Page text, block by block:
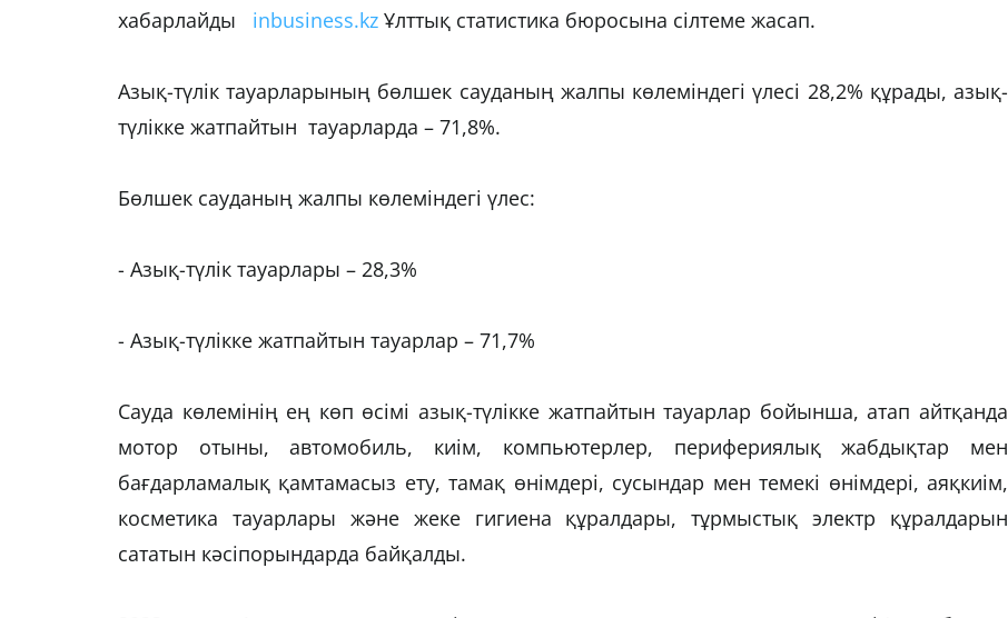
хабарлайды
inbusiness.kz Ұлттық статистика бюросына сілтеме жасап.
Азық-түлік тауарларының бөлшек сауданың жалпы көлеміндегі үлесі 28,2% құрады, азық-
түлікке жатпайтын тауарларда – 71,8%.
Бөлшек сауданың жалпы көлеміндегі үлес:
- Азық-түлік тауарлары – 28,3%
- Азық-түлікке жатпайтын тауарлар – 71,7%
Сауда көлемінің ең көп өсімі азық-түлікке жатпайтын тауарлар бойынша, атап айтқанда
мотор отыны, автомобиль, киім, компьютерлер, перифериялық жабдықтар мен
бағдарламалық қамтамасыз ету, тамақ өнімдері, сусындар мен темекі өнімдері, аяқкиім,
косметика тауарлары және жеке гигиена құралдары, тұрмыстық электр құралдарын
сататын кәсіпорындарда байқалды.